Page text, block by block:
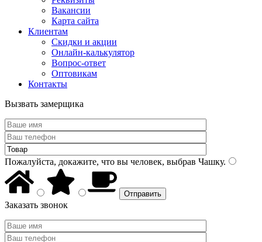
Вакансии
Карта сайта
Клиентам
Скидки и акции
Онлайн-калькулятор
Вопрос-ответ
Оптовикам
Контакты
Вызвать замерщика
Пожалуйста, докажите, что вы человек, выбрав Чашку.
Заказать звонок